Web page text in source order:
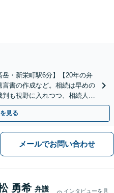
岳・新栄町駅6分】【20年の弁
書の作成など。相続は早めの
も視野に入れつつ、相続人同
します
見る
メールでお問い合わせ
勇希 弁護
インタビューを見